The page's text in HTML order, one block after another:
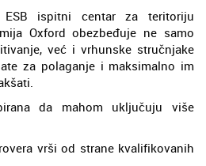
ispitni centar za teritoriju
Oxford obezbeđuje ne samo
već i vrhunske stručnjake
za polaganje i maksimalno im
da mahom uključuju više
vrši od strane kvalifikovanih